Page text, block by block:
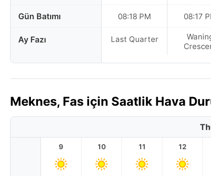
Gün Batımı
Ay Fazı
08:18 PM
Last Quarter
08:17
Meknes, Fas için Saatlik Hava
9 10 11 12